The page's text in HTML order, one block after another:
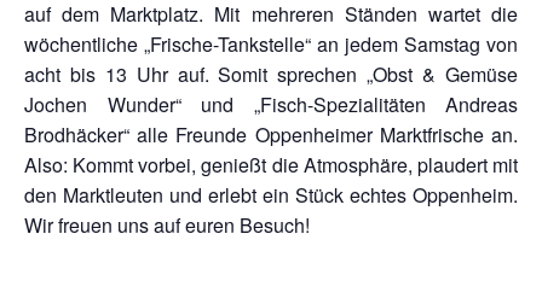
auf dem Marktplatz. Mit mehreren Ständen wartet die
wöchentliche „Frische-Tankstelle“ an jedem Samstag von
acht bis 13 Uhr auf. Somit sprechen „Obst & Gemüse
Jochen Wunder“ und „Fisch-Spezialitäten Andreas
Brodhäcker“ alle Freunde Oppenheimer Marktfrische an.
Also: Kommt vorbei, genießt die Atmosphäre, plaudert mit
den Marktleuten und erlebt ein Stück echtes Oppenheim.
Wir freuen uns auf euren Besuch!